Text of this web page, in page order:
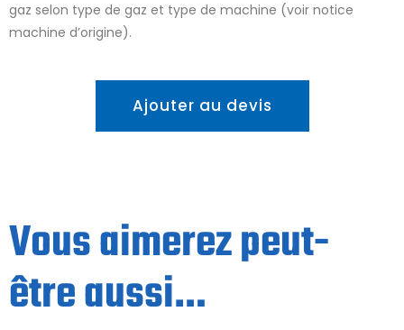
gaz selon type de gaz et type de machine (voir notice
machine d’origine).
Ajouter au devis
Vous aimerez peut-
être aussi…